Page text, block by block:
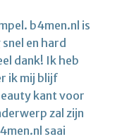
b4men.nl is
en hard
dank! Ik heb
ik mij blijf
kant voor
zal zijn
saai